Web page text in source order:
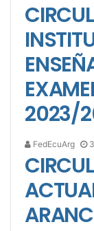
2023/
FedEcuArg